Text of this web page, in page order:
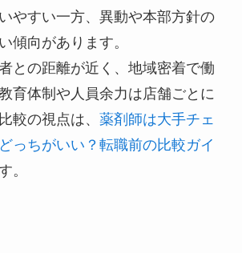
やすい一方、異動や本部方針の
傾向があります。
との距離が近く、地域密着で働
育体制や人員余力は店舗ごとに
較の視点は、 薬剤師は大手チェ
っちがいい？転職前の比較ガイ
。